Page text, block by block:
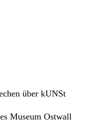
über kUNSt
Museum Ostwall